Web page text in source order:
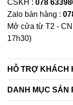
CSKH : 078
Zalo bán hàng :
Mở cửa từ T2 -
17h30)
HỖ TRỢ KHÁCH
DANH MỤC SẢN